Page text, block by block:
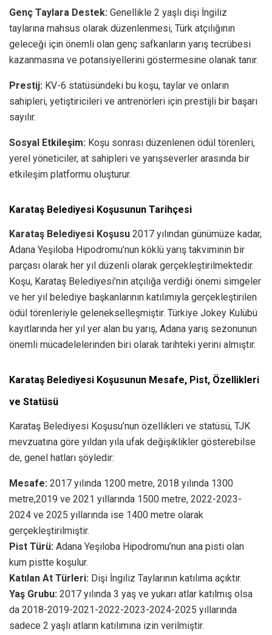
Genç Taylara Destek: Genellikle 2 yaşlı dişi İngiliz
taylarına mahsus olarak düzenlenmesi, Türk atçılığının
geleceği için önemli olan genç safkanların yarış tecrübesi
kazanmasına ve potansiyellerini göstermesine olanak tanır.
Prestij: KV-6 statüsündeki bu koşu, taylar ve onların
sahipleri, yetiştiricileri ve antrenörleri için prestijli bir başarı
sayılır.
Sosyal Etkileşim: Koşu sonrası düzenlenen ödül törenleri,
yerel yöneticiler, at sahipleri ve yarışseverler arasında bir
etkileşim platformu oluşturur.
Karataş Belediyesi Koşusunun Tarihçesi
Karataş Belediyesi Koşusu 2017 yılından günümüze kadar,
Adana Yeşiloba Hipodromu’nun köklü yarış takviminin bir
parçası olarak her yıl düzenli olarak gerçekleştirilmektedir.
Koşu, Karataş Belediyesi’nin atçılığa verdiği önemi simgeler
ve her yıl belediye başkanlarının katılımıyla gerçekleştirilen
ödül törenleriyle gelenekselleşmiştir. Türkiye Jokey Kulübü
kayıtlarında her yıl yer alan bu yarış, Adana yarış sezonunun
önemli mücadelelerinden biri olarak tarihteki yerini almıştır.
Karataş Belediyesi Koşusunun Mesafe, Pist, Özellikleri
ve Statüsü
Karataş Belediyesi Koşusu’nun özellikleri ve statüsü, TJK
mevzuatına göre yıldan yıla ufak değişiklikler gösterebilse
de, genel hatları şöyledir:
Mesafe: 2017 yılında 1200 metre, 2018 yılında 1300
metre,2019 ve 2021 yıllarında 1500 metre, 2022-2023-
2024 ve 2025 yıllarında ise 1400 metre olarak
gerçekleştirilmiştir.
Pist Türü: Adana Yeşiloba Hipodromu’nun ana pisti olan
kum pistte koşulur.
Katılan At Türleri: Dişi İngiliz Taylarının katılıma açıktır.
Yaş Grubu: 2017 yılında 3 yaş ve yukarı atlar katılmış olsa
da 2018-2019-2021-2022-2023-2024-2025 yıllarında
sadece 2 yaşlı atların katılımına izin verilmiştir.